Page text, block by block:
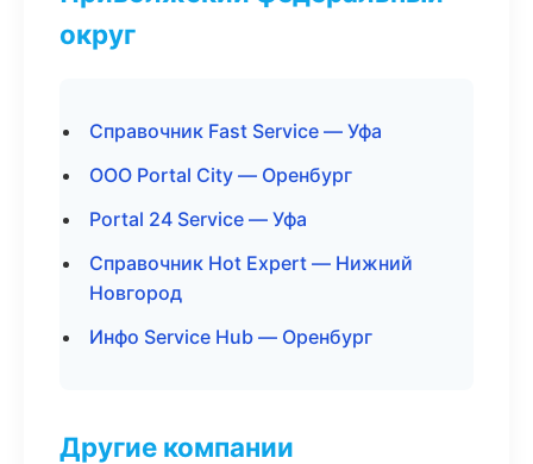
округ
Справочник Fast Service — Уфа
ООО Portal City — Оренбург
Portal 24 Service — Уфа
Справочник Hot Expert — Нижний
Новгород
Инфо Service Hub — Оренбург
Другие компании